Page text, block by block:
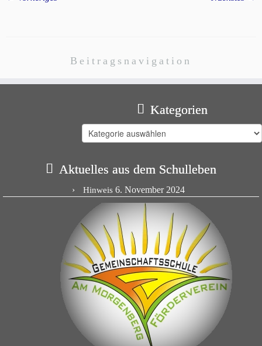
Beitragsnavigation
Kategorien
Kategorien
Aktuelles aus dem Schulleben
Hinweis 6. November 2024